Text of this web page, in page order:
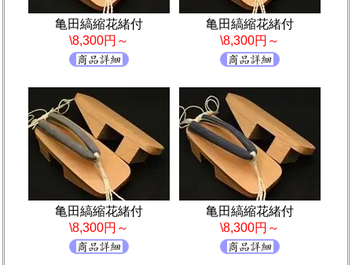
亀田縞縮花緒付
\8,300円～
亀田縞縮花緒付
\8,300円～
亀田縞縮花緒付
\8,300円～
亀田縞縮花緒付
\8,300円～